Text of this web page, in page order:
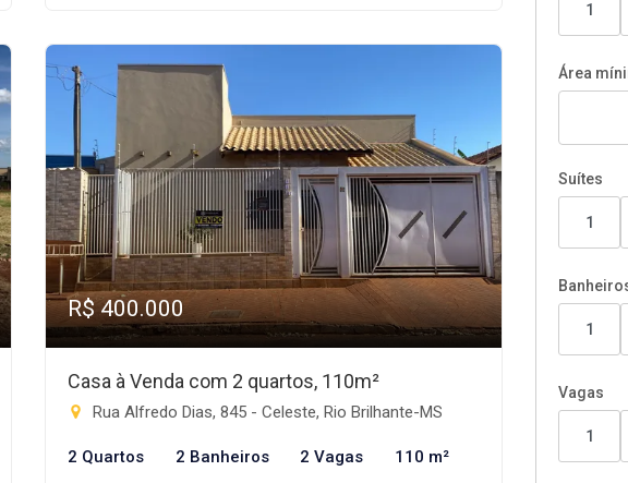
R$ 400.000
Casa à Venda com 2 quartos, 110m²
Rua Alfredo Dias, 845 - Celeste, Rio Brilhante-MS
2 Quartos 2 Banheiros 2 Vagas 110 m²
1
Área
Suítes
1
1
Vagas
1